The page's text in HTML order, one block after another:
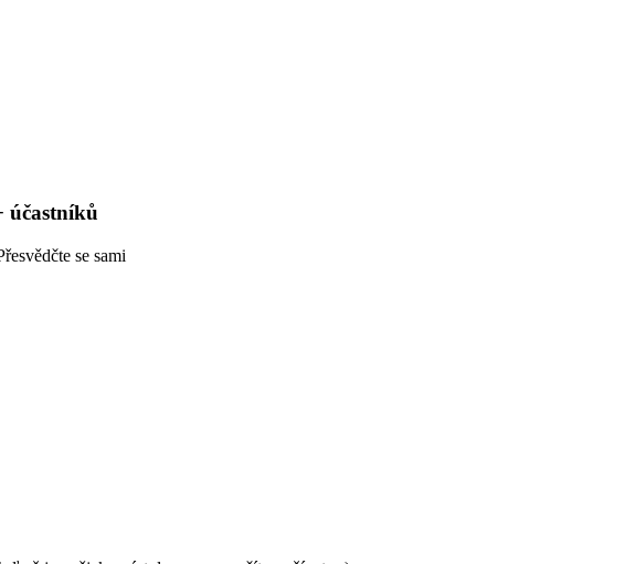
účastníků
se sami